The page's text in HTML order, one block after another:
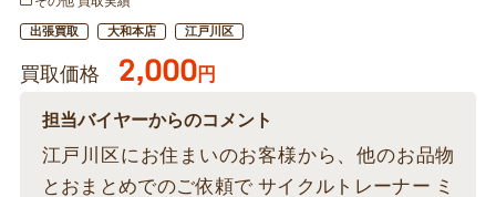
出張買取 大和本店 江戸川区
買取価格 2,000円
担当バイヤーからのコメント
江戸川区にお住まいのお客様から、他のお品物
とおまとめでのご依頼で サイクルトレーナー ミ